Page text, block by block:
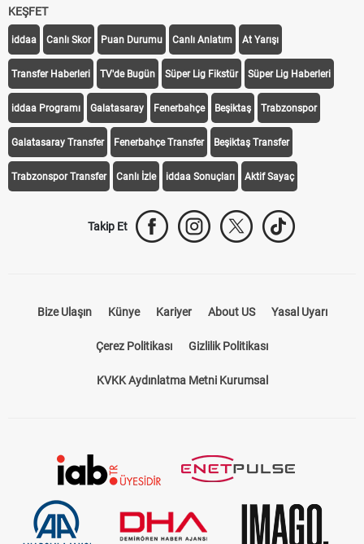
KEŞFET
iddaa Canlı Skor Puan Durumu Canlı Anlatım At Yarışı
Transfer Haberleri TV'de Bugün Süper Lig Fikstür Süper Lig Haberleri
iddaa Programı Galatasaray Fenerbahçe Beşiktaş Trabzonspor
Galatasaray Transfer Fenerbahçe Transfer Beşiktaş Transfer
Trabzonspor Transfer Canlı İzle iddaa Sonuçları Aktif Sayaç
Takip Et
Bize Ulaşın Künye Kariyer About US Yasal Uyarı
Çerez Politikası Gizlilik Politikası
KVKK Aydınlatma Metni Kurumsal